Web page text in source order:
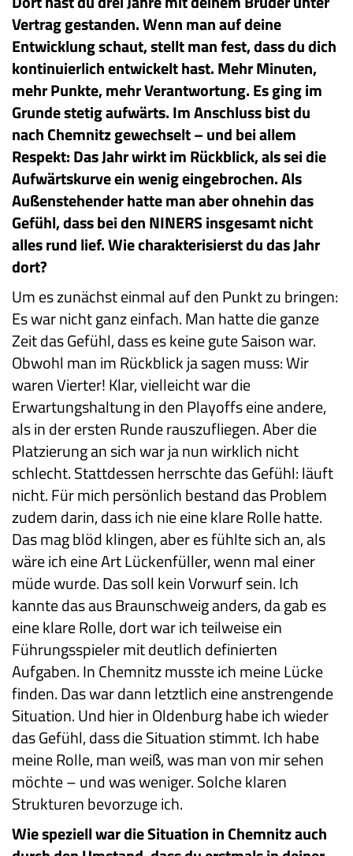
Vertrag gestanden. Wenn man auf deine
Entwicklung schaut, stellt man fest, dass du dich
kontinuierlich entwickelt hast. Mehr Minuten,
mehr Punkte, mehr Verantwortung. Es ging im
Grunde stetig aufwärts. Im Anschluss bist du
nach Chemnitz gewechselt – und bei allem
Respekt: Das Jahr wirkt im Rückblick, als sei die
Aufwärtskurve ein wenig eingebrochen. Als
Außenstehender hatte man aber ohnehin das
Gefühl, dass bei den NINERS insgesamt nicht
alles rund lief. Wie charakterisierst du das Jahr
dort?
Um es zunächst einmal auf den Punkt zu bringen:
Es war nicht ganz einfach. Man hatte die ganze
Zeit das Gefühl, dass es keine gute Saison war.
Obwohl man im Rückblick ja sagen muss: Wir
waren Vierter! Klar, vielleicht war die
Erwartungshaltung in den Playoffs eine andere,
als in der ersten Runde rauszufliegen. Aber die
Platzierung an sich war ja nun wirklich nicht
schlecht. Stattdessen herrschte das Gefühl: läuft
nicht. Für mich persönlich bestand das Problem
zudem darin, dass ich nie eine klare Rolle hatte.
Das mag blöd klingen, aber es fühlte sich an, als
wäre ich eine Art Lückenfüller, wenn mal einer
müde wurde. Das soll kein Vorwurf sein. Ich
kannte das aus Braunschweig anders, da gab es
eine klare Rolle, dort war ich teilweise ein
Führungsspieler mit deutlich definierten
Aufgaben. In Chemnitz musste ich meine Lücke
finden. Das war dann letztlich eine anstrengende
Situation. Und hier in Oldenburg habe ich wieder
das Gefühl, dass die Situation stimmt. Ich habe
meine Rolle, man weiß, was man von mir sehen
möchte – und was weniger. Solche klaren
Strukturen bevorzuge ich.
Wie speziell war die Situation in Chemnitz auch